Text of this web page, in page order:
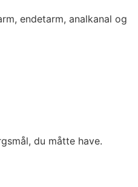
endetarm, analkanal og
du måtte have.